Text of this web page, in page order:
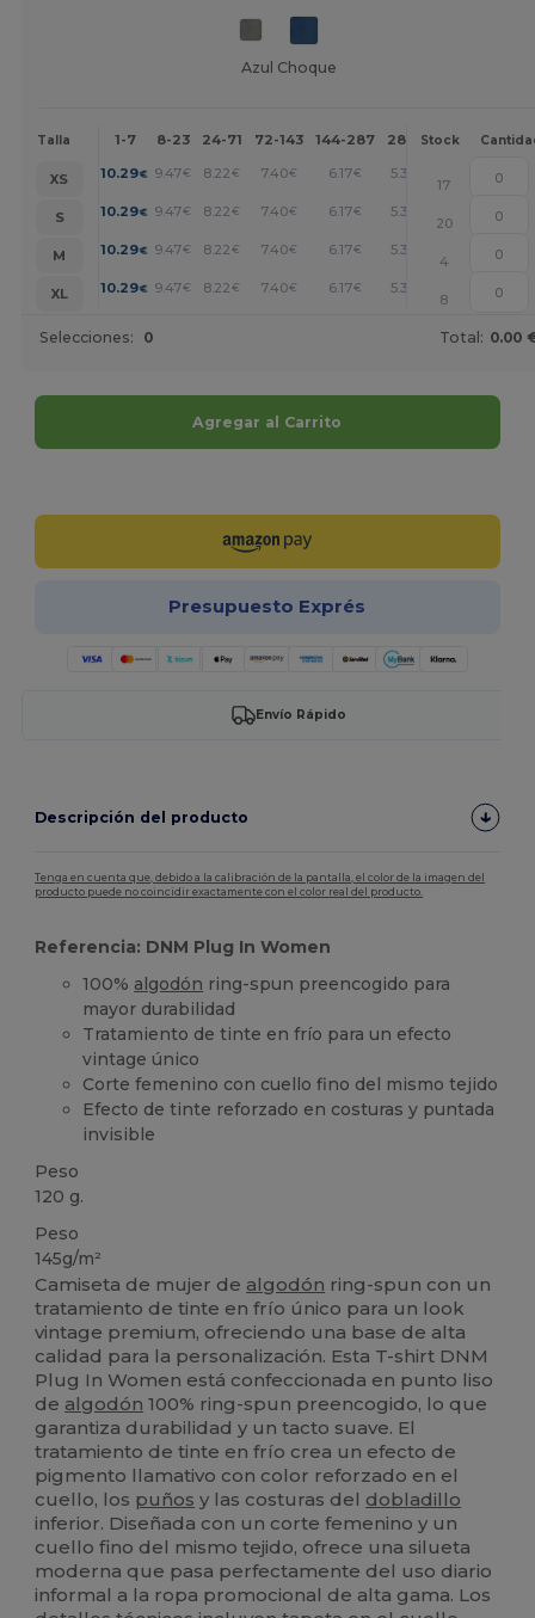
Azul Choque
Talla 1-7 8-23 24-71 72-143 144-287 288 + Más
Stock
XS 10.29€ 9.47€ 8.22 € 7.40€ 6.17€ 5.35 +
17
S
10.29€ 9.47€ 8.22 € 7.40€ 6.17€ 5.35 +
20
M
10.29€ 9.47€ 8.22 € 7.40€ 6.17€ 5.35
4
XL
10.29€ 9.47€ 8.22 € 7.40€ 6.17€ 5.35 +
8
Selecciones: 0 Total: 0.00
Agregar al Carrito
Presupuesto Exprés
Envío Rápido
Descripción del producto
Tenga en cuenta que, debido a la calibración de la pantalla, el color de la imagen del
producto puede no coincidir exactamente con el color real del producto.
Referencia: DNM Plug In Women
100% algodón ring-spun preencogido para
mayor durabilidad
Tratamiento de tinte en frío para un efecto
vintage único
Corte femenino con cuello fino del mismo tejido
Efecto de tinte reforzado en costuras y puntada
invisible
Peso
120 g.
Peso
145g/m²
Camiseta de mujer de algodón ring-spun con un
tratamiento de tinte en frío único para un look
vintage premium, ofreciendo una base de alta
calidad para la personalización. Esta T-shirt DNM
Plug In Women está confeccionada en punto liso
de algodón 100% ring-spun preencogido, lo que
garantiza durabilidad y un tacto suave. El
tratamiento de tinte en frío crea un efecto de
pigmento llamativo con color reforzado en el
cuello, los puños y las costuras del dobladillo
inferior. Diseñada con un corte femenino y un
cuello fino del mismo tejido, ofrece una silueta
moderna que pasa perfectamente del uso diario
informal a la ropa promocional de alta gama. Los